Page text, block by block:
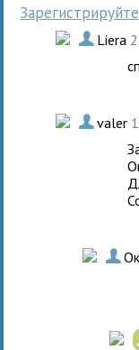
. Liera
. valer
.